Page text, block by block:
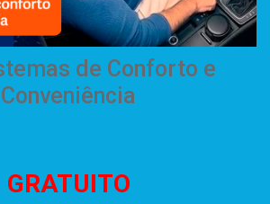
de Conforto e
Conveniência
GRATUITO